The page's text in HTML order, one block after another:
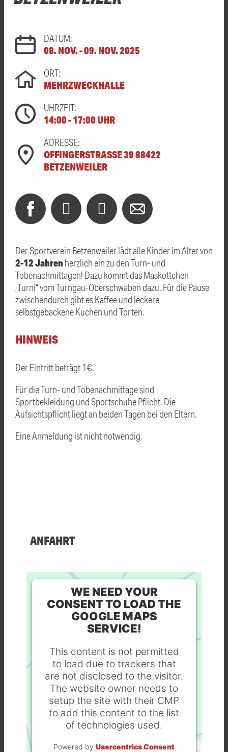
DATUM:
08. NOV. - 09. NOV. 2025
ORT:
MEHRZWECKHALLE
UHRZEIT:
14:00 - 17:00 UHR
ADRESSE:
OFFINGERSTRASSE 39 88422
BETZENWEILER
Der Sportverein Betzenweiler lädt alle Kinder im Alter von
2-12 Jahren herzlich ein zu den Turn- und
Tobenachmittagen! Dazu kommt das Maskottchen
„Turni“ vom Turngau-Oberschwaben dazu. Für die Pause
zwischendurch gibt es Kaffee und leckere
selbstgebackene Kuchen und Torten.
HINWEIS
Der Eintritt beträgt 1€.
Für die Turn- und Tobenachmittage sind
Sportbekleidung und Sportschuhe Pflicht. Die
Aufsichtspflicht liegt an beiden Tagen bei den Eltern.
Eine Anmeldung ist nicht notwendig.
ANFAHRT
WE NEED YOUR
CONSENT TO LOAD THE
GOOGLE MAPS
SERVICE!
This content is not permitted
to load due to trackers that
are not disclosed to the visitor.
The website owner needs to
setup the site with their CMP
to add this content to the list
of technologies used.
Powered by Usercentrics Consent